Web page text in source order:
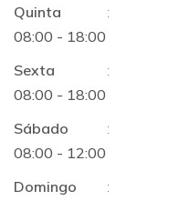
Quinta
:
08:00 - 18:00
Sexta
:
08:00 - 18:00
Sábado
:
08:00 - 12:00
Domingo
: